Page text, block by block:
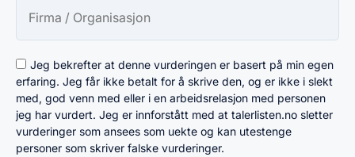
Jeg bekrefter at denne vurderingen er basert på min egen
erfaring. Jeg får ikke betalt for å skrive den, og er ikke i slekt
med, god venn med eller i en arbeidsrelasjon med personen
jeg har vurdert. Jeg er innforstått med at talerlisten.no sletter
vurderinger som ansees som uekte og kan utestenge
personer som skriver falske vurderinger.